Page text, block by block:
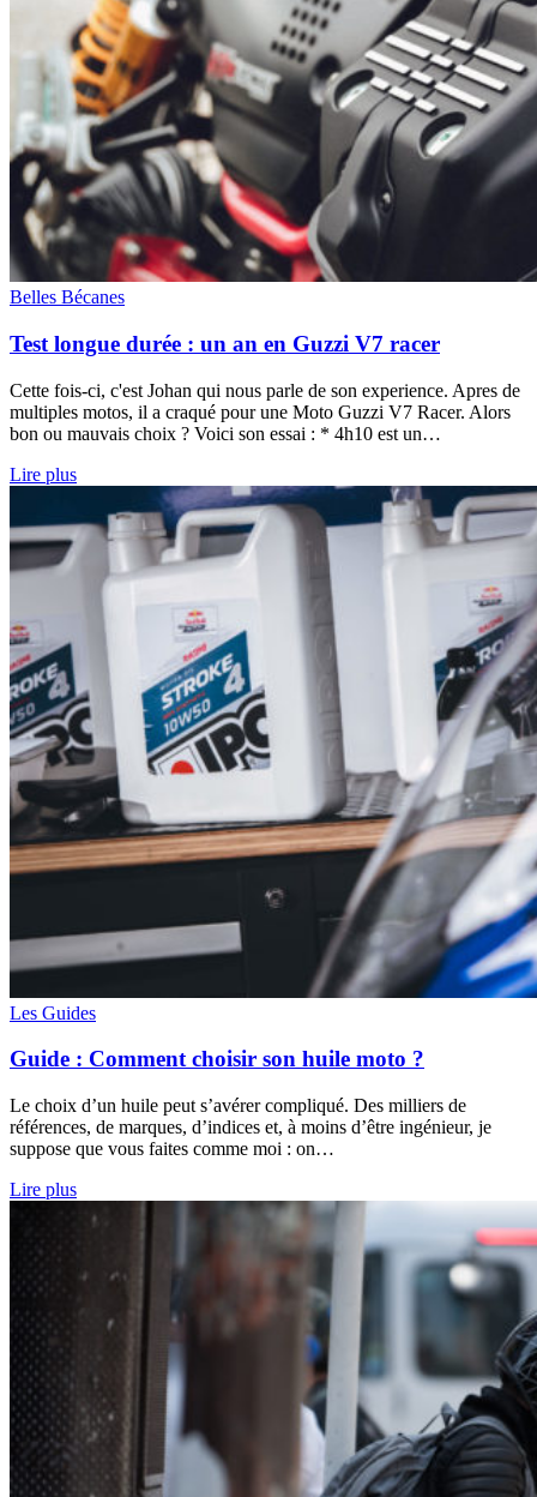
Belles Bécanes
Test longue durée : un an en Guzzi V7 racer
Cette fois-ci, c'est Johan qui nous parle de son experience. Apres de
multiples motos, il a craqué pour une Moto Guzzi V7 Racer. Alors
bon ou mauvais choix ? Voici son essai : * 4h10 est un…
Lire plus
Les Guides
Guide : Comment choisir son huile moto ?
Le choix d’un huile peut s’avérer compliqué. Des milliers de
références, de marques, d’indices et, à moins d’être ingénieur, je
suppose que vous faites comme moi : on…
Lire plus